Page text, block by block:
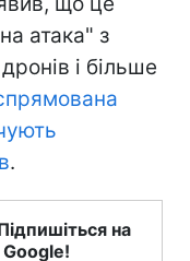
атака" з
і більше
.
на
Google!